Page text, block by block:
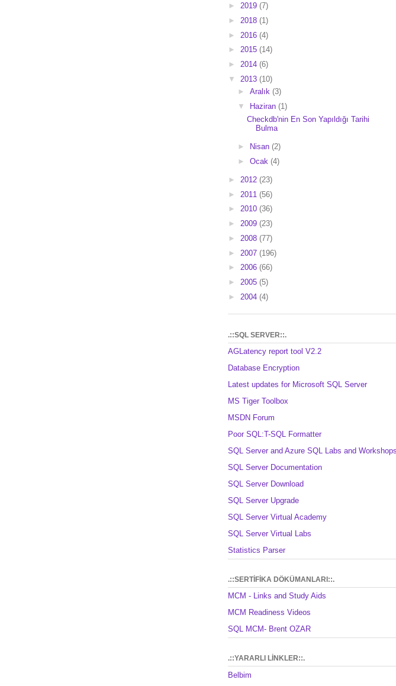
► 2019 (7)
► 2018 (1)
► 2016 (4)
► 2015 (14)
► 2014 (6)
▼ 2013 (10)
► Aralık (3)
▼
Haziran (1)
Checkdb'nin En Son Yapıldığı Tarihi
Bulma
► Nisan (2)
► Ocak (4)
► 2012 (23)
► 2011 (56)
► 2010 (36)
► 2009 (23)
► 2008 (77)
► 2007 (196)
► 2006 (66)
► 2005 (5)
► 2004 (4)
.::SQL SERVER::.
AGLatency report tool V2.2
Database Encryption
Latest updates for Microsoft SQL Server
MS Tiger Toolbox
MSDN Forum
Poor SQL:T-SQL Formatter
SQL Server and Azure SQL Labs and
SQL Server Documentation
SQL Server Download
SQL Server Upgrade
SQL Server Virtual Academy
SQL Server Virtual Labs
Statistics Parser
.::SERTİFİKA DÖKÜMANLARI::.
MCM - Links and Study Aids
MCM Readiness Videos
SQL MCM- Brent OZAR
.::YARARLI LİNKLER::.
Belbim